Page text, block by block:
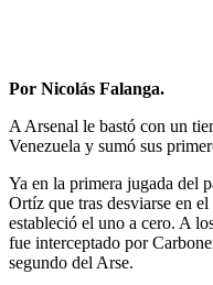
Por Nicolás Falanga.
A Arsenal le bastó con un
Venezuela y sumó sus
Ya en la primera jugada del
Ortíz que tras desviarse en
estableció el uno a cero. A
fue interceptado por
segundo del Arse.